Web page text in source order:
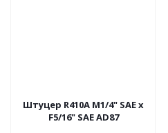
Штуцер R410A M1/4" SAE х
F5/16" SAE AD87